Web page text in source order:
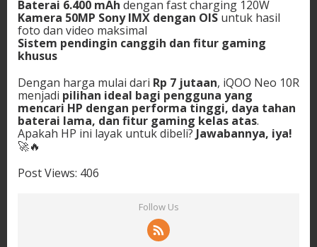
Baterai 6.400 mAh dengan fast charging 120W
Kamera 50MP Sony IMX dengan OIS untuk hasil
foto dan video maksimal
Sistem pendingin canggih dan fitur gaming
khusus
Dengan harga mulai dari Rp 7 jutaan, iQOO Neo 10R
menjadi pilihan ideal bagi pengguna yang
mencari HP dengan performa tinggi, daya tahan
baterai lama, dan fitur gaming kelas atas.
Apakah HP ini layak untuk dibeli? Jawabannya, iya!
🚀🔥
Post Views: 406
Follow Us